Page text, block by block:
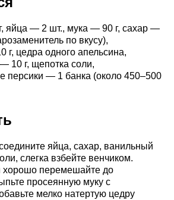
яйца — 2 шт., мука — 90 г, сахар —
по вкусу),
г, цедра одного апельсина,
10 г, щепотка соли,
персики — 1 банка (около 450–500
яйца, сахар, ванильный
слегка взбейте венчиком.
хорошо перемешайте до
просеянную муку с
мелко натертую цедру